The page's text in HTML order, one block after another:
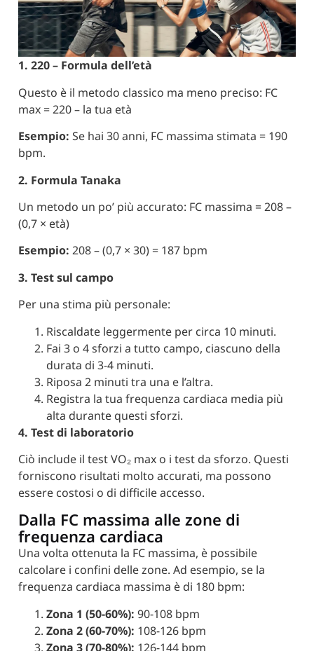
1. 220 – Formula dell’età
Questo è il metodo classico ma meno preciso: FC
max = 220 – la tua età
Esempio: Se hai 30 anni, FC massima stimata = 190
bpm.
2. Formula Tanaka
Un metodo un po’ più accurato: FC massima = 208 –
(0,7 × età)
Esempio: 208 – (0,7 × 30) = 187 bpm
3. Test sul campo
Per una stima più personale:
Riscaldate leggermente per circa 10 minuti.
Fai 3 o 4 sforzi a tutto campo, ciascuno della
durata di 3-4 minuti.
Riposa 2 minuti tra una e l’altra.
Registra la tua frequenza cardiaca media più
alta durante questi sforzi.
4. Test di laboratorio
Ciò include il test VO₂ max o i test da sforzo. Questi
forniscono risultati molto accurati, ma possono
essere costosi o di difficile accesso.
Dalla FC massima alle zone di
frequenza cardiaca
Una volta ottenuta la FC massima, è possibile
calcolare i confini delle zone. Ad esempio, se la
frequenza cardiaca massima è di 180 bpm:
Zona 1 (50-60%): 90-108 bpm
Zona 2 (60-70%): 108-126 bpm
Zona 3 (70-80%): 126-144 bpm